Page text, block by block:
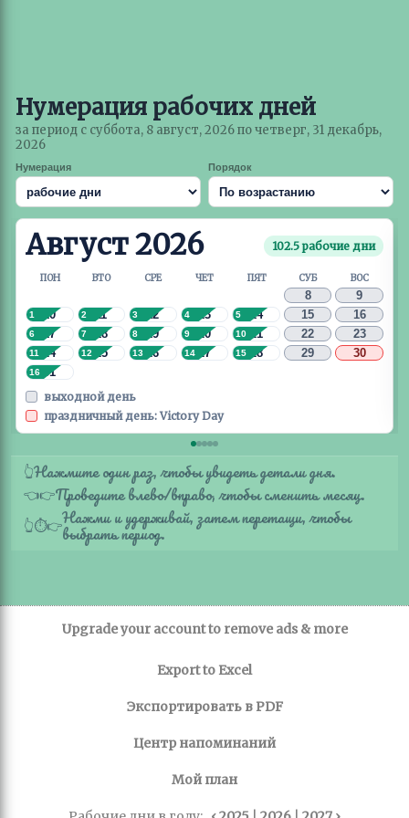
Нумерация рабочих дней
за период с суббота, 8 август, 2026 по четверг, 31 декабрь,
2026
Нумерация Порядок
Август 2026 102.5 рабочие дни
ПОН ВТО СРЕ ЧЕТ ПЯТ СУБ ВОС
8
9
10
1 11
2 12
3 13
4 14
5 15
16
17
6 18
7 19
8 20
9 21
10 22
23
24
11 25
12 26
13 27
14 28
15 29
30
31
16
выходной день
праздничный день: Victory Day
👆Нажмите один раз, чтобы увидеть детали дня.
👈👉Проведите влево/вправо, чтобы сменить месяц.
👆⏱️👉Нажми и удерживай, затем перетащи, чтобы
выбрать период.
Upgrade your account to remove ads & more
Export to Excel
Экспортировать в PDF
Центр напоминаний
Мой план